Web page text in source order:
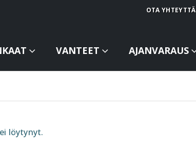
OTA YHTEYTTÄ
VANTEET AJANVARAUS
löytynyt.